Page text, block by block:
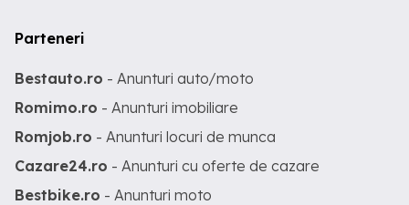
Parteneri
Bestauto.ro - Anunturi auto/moto
Romimo.ro - Anunturi imobiliare
Romjob.ro - Anunturi locuri de munca
Cazare24.ro - Anunturi cu oferte de cazare
Bestbike.ro - Anunturi moto